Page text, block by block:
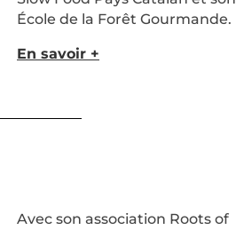
École de la Forêt Gourmande.
En savoir +
Avec son association Roots of